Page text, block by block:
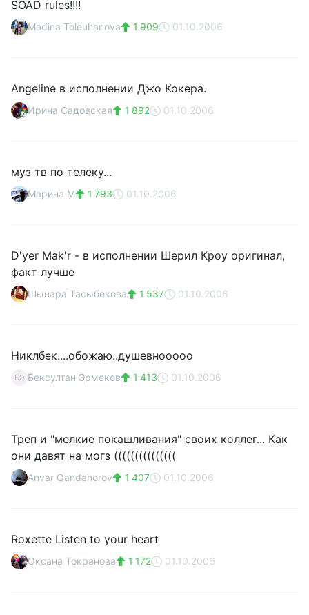
SOAD rules!!!!
Madina Toleuhanova 1 909 01.10.2006
Angeline в исполнении Джо Кокера.
Ирина Садовская 1 892 01.10.2006
муз тв по телеку...
Марина М 1 793 01.10.2006
D'yer Mak'r - в исполнении Шерил Кроу оригинал,
факт лучше
Шынара Тасыбекова 1 537 01.10.2006
Никлбек....обожаю..душевнооооо
БЭ Бексултан Эрмеков 1 413 01.10.2006
Треп и "мелкие покашливания" своих коллег... Как
они давят на могз (((((((((((((((
Anvar Qandahorov 1 407 01.10.2006
Roxette Listen to your heart
Оксана Токранова 1 172 01.10.2006